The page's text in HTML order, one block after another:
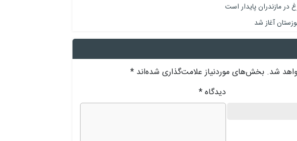
مازندران پایدار است
آغاز شد
شد. بخش‌های موردنیاز علامت‌گذاری شده‌اند *
دیدگاه*